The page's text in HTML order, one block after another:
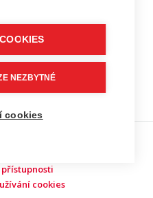
cookies
NEZBYTNÉ
cookies